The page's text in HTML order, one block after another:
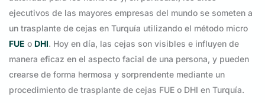
ejecutivos de las mayores empresas del mundo se someten a
un trasplante de cejas en Turquía utilizando el método micro
FUE o DHI. Hoy en día, las cejas son visibles e influyen de
manera eficaz en el aspecto facial de una persona, y pueden
crearse de forma hermosa y sorprendente mediante un
procedimiento de trasplante de cejas FUE o DHI en Turquía.